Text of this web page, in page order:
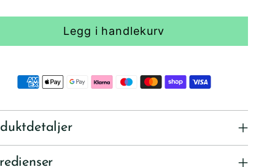
Legg i handlekurv